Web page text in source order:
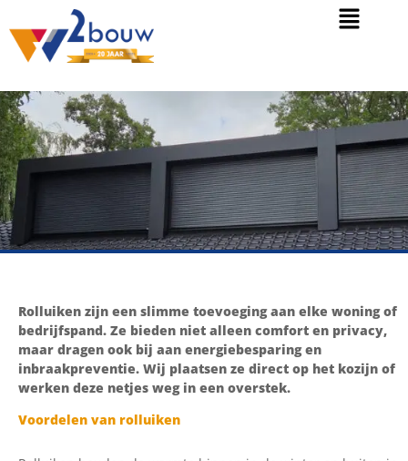
Rolluiken zijn een slimme toevoeging aan elke woning of
bedrijfspand. Ze bieden niet alleen comfort en privacy,
maar dragen ook bij aan energiebesparing en
inbraakpreventie. Wij plaatsen ze direct op het kozijn of
werken deze netjes weg in een overstek.
Voordelen van rolluiken